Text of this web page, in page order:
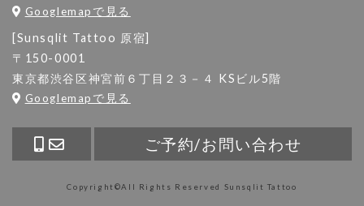
Googlemapで見る
[Sunsqlit Tattoo 原宿]
〒150-0001
東京都渋谷区神宮前６丁目２３－４ KSビル5階
Googlemapで見る
ご予約/お問い合わせ
Copyright©All Rights Reserved Sunsqlit Tattoo